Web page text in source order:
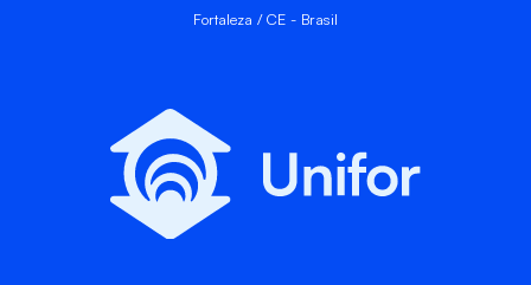
Fortaleza / CE - Brasil